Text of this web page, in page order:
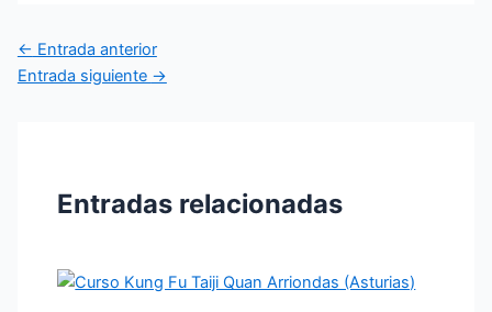
← Entrada anterior
Entrada siguiente →
Entradas relacionadas